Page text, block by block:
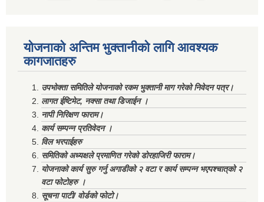
योजनाको अन्तिम भुक्तानीको लागि आवश्यक
कागजातहरु
उपभोक्ता समितिले योजनाको रकम भुक्तानी माग गरेको निवेदन पत्र।
लागत ईष्टिमेट, नक्सा तथा डिजाईन ।
नापी निरिक्षण फाराम।
कार्य सम्पन्न प्रतिवेदन ।
विल भरपाईहरु
समितिको अध्यक्षले प्रमाणित गरेको डोरहाजिरी फाराम।
योजनाको कार्य सुरु गर्नु अगाडीको २ वटा र कार्य सम्पन्न भएपश्चात्‌को २
वटा फोटोहरु ।
सूचना पाटी/ वोर्डको फोटो।